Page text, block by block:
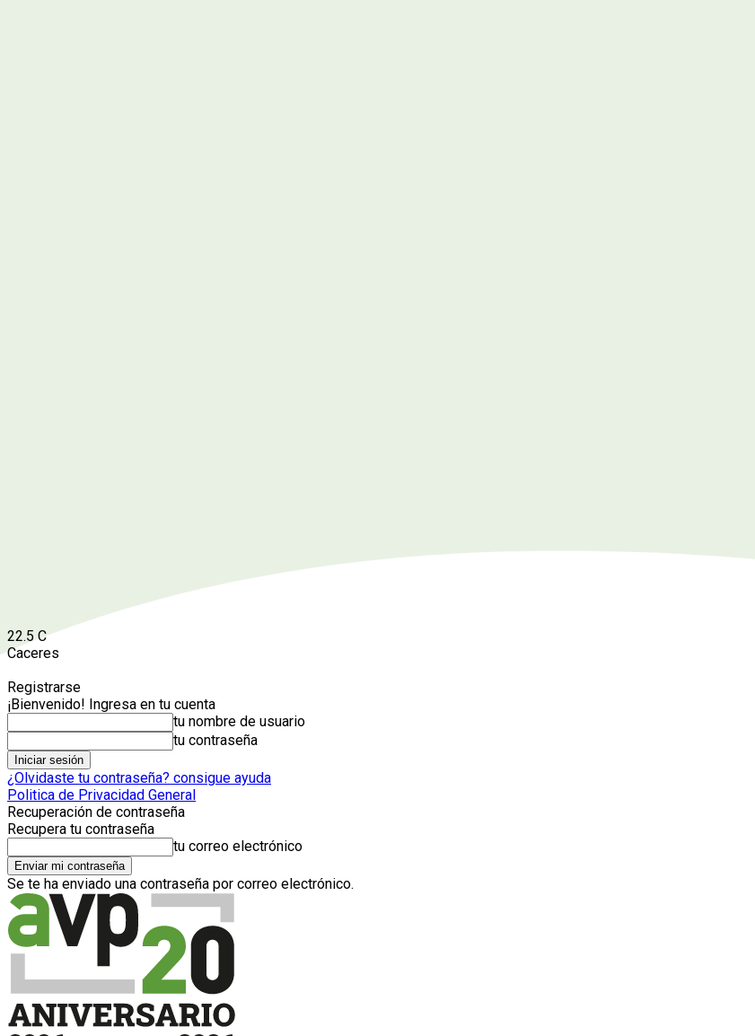
22.5 C
Caceres
Registrarse
¡Bienvenido! Ingresa en tu cuenta
tu nombre de usuario
tu contraseña
¿Olvidaste tu contraseña? consigue ayuda
Politica de Privacidad General
Recuperación de contraseña
Recupera tu contraseña
tu correo electrónico
Se te ha enviado una contraseña por correo electrónico.